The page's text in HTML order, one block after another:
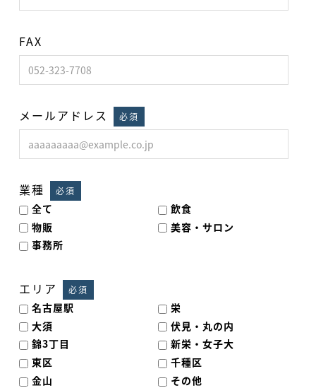
FAX
メールアドレス 必須
業種 必須
全て
飲食
物販
美容・サロン
事務所
エリア 必須
名古屋駅
栄
大須
伏見・丸の内
錦3丁目
新栄・女子大
東区
千種区
金山
その他